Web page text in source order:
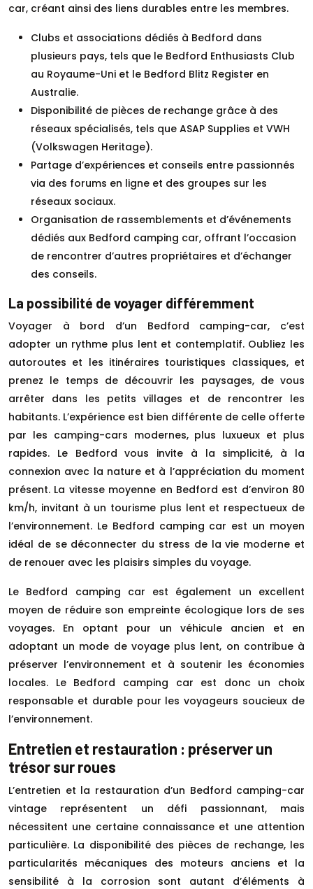
car, créant ainsi des liens durables entre les membres.
Clubs et associations dédiés à Bedford dans
plusieurs pays, tels que le Bedford Enthusiasts Club
au Royaume-Uni et le Bedford Blitz Register en
Australie.
Disponibilité de pièces de rechange grâce à des
réseaux spécialisés, tels que ASAP Supplies et VWH
(Volkswagen Heritage).
Partage d’expériences et conseils entre passionnés
via des forums en ligne et des groupes sur les
réseaux sociaux.
Organisation de rassemblements et d’événements
dédiés aux Bedford camping car, offrant l’occasion
de rencontrer d’autres propriétaires et d’échanger
des conseils.
La possibilité de voyager différemment
Voyager à bord d’un Bedford camping-car, c’est
adopter un rythme plus lent et contemplatif. Oubliez les
autoroutes et les itinéraires touristiques classiques, et
prenez le temps de découvrir les paysages, de vous
arrêter dans les petits villages et de rencontrer les
habitants. L’expérience est bien différente de celle offerte
par les camping-cars modernes, plus luxueux et plus
rapides. Le Bedford vous invite à la simplicité, à la
connexion avec la nature et à l’appréciation du moment
présent. La vitesse moyenne en Bedford est d’environ 80
km/h, invitant à un tourisme plus lent et respectueux de
l’environnement. Le Bedford camping car est un moyen
idéal de se déconnecter du stress de la vie moderne et
de renouer avec les plaisirs simples du voyage.
Le Bedford camping car est également un excellent
moyen de réduire son empreinte écologique lors de ses
voyages. En optant pour un véhicule ancien et en
adoptant un mode de voyage plus lent, on contribue à
préserver l’environnement et à soutenir les économies
locales. Le Bedford camping car est donc un choix
responsable et durable pour les voyageurs soucieux de
l’environnement.
Entretien et restauration : préserver un
trésor sur roues
L’entretien et la restauration d’un Bedford camping-car
vintage représentent un défi passionnant, mais
nécessitent une certaine connaissance et une attention
particulière. La disponibilité des pièces de rechange, les
particularités mécaniques des moteurs anciens et la
sensibilité à la corrosion sont autant d’éléments à